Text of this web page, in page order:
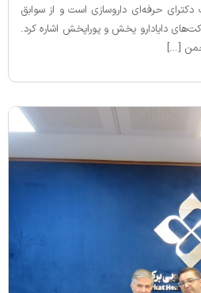
حرفه‌ای داروسازی است و از سوابق
دایادارو پخش و پوراپخش اشاره کرد.
[…]